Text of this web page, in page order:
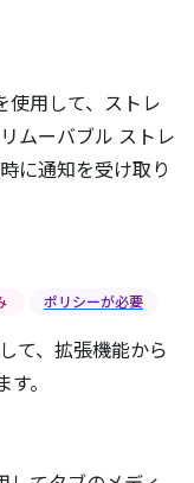
使用して、ストレ
ムーバブル ストレ
に通知を受け取り
ポリシーが必要
て、拡張機能から
。